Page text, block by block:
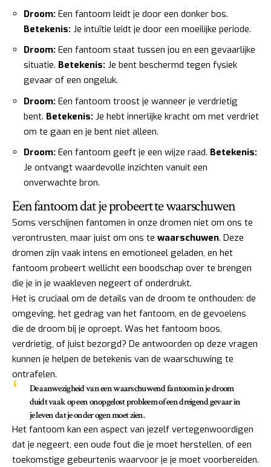
Droom: Een fantoom leidt je door een donker bos.
Betekenis: Je intuïtie leidt je door een moeilijke periode.
Droom: Een fantoom staat tussen jou en een gevaarlijke
situatie. Betekenis: Je bent beschermd tegen fysiek
gevaar of een ongeluk.
Droom: Een fantoom troost je wanneer je verdrietig
bent. Betekenis: Je hebt innerlijke kracht om met verdriet
om te gaan en je bent niet alleen.
Droom: Een fantoom geeft je een wijze raad. Betekenis:
Je ontvangt waardevolle inzichten vanuit een
onverwachte bron.
Een fantoom dat je probeert te waarschuwen
Soms verschijnen fantomen in onze dromen niet om ons te
verontrusten, maar juist om ons te waarschuwen. Deze
dromen zijn vaak intens en emotioneel geladen, en het
fantoom probeert wellicht een boodschap over te brengen
die je in je waakleven negeert of onderdrukt.
Het is cruciaal om de details van de droom te onthouden: de
omgeving, het gedrag van het fantoom, en de gevoelens
die de droom bij je oproept. Was het fantoom boos,
verdrietig, of juist bezorgd? De antwoorden op deze vragen
kunnen je helpen de betekenis van de waarschuwing te
ontrafelen.
De aanwezigheid van een waarschuwend fantoom in je droom
duidt vaak op een onopgelost probleem of een dreigend gevaar in
je leven dat je onder ogen moet zien.
Het fantoom kan een aspect van jezelf vertegenwoordigen
dat je negeert, een oude fout die je moet herstellen, of een
toekomstige gebeurtenis waarvoor je je moet voorbereiden.